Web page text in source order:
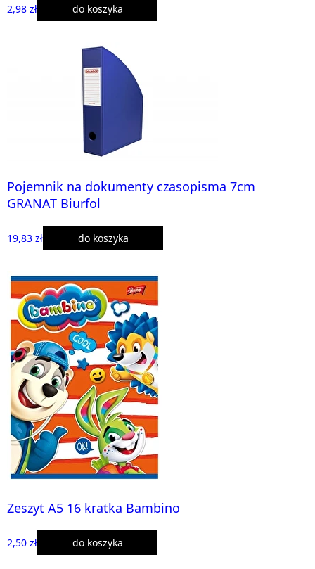
2,98 zł do koszyka
Pojemnik na dokumenty czasopisma 7cm
GRANAT Biurfol
19,83 zł do koszyka
Zeszyt A5 16 kratka Bambino
2,50 zł do koszyka